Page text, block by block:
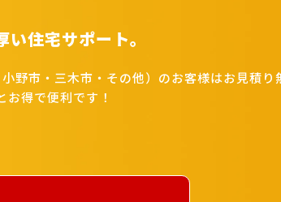
住宅サポート。
市・三木市・その他）のお客様はお見積り
得で便利です！